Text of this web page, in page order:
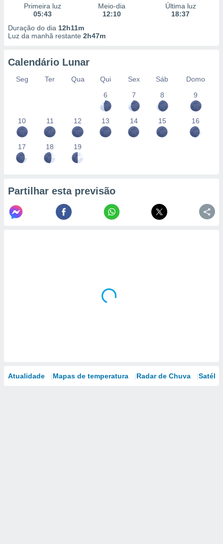
Primeira luz
05:43
Meio-dia
12:10
Última luz
18:37
Duração do dia 12h11m
Luz da manhã restante 2h47m
Calendário Lunar
Seg Ter Qua Qui Sex Sáb
Domo
6
7 8 9
10 11 12 13 14 15 16
17 18 19
Partilhar esta previsão
Atualidade Mapas de temperatura Radar de Chuva